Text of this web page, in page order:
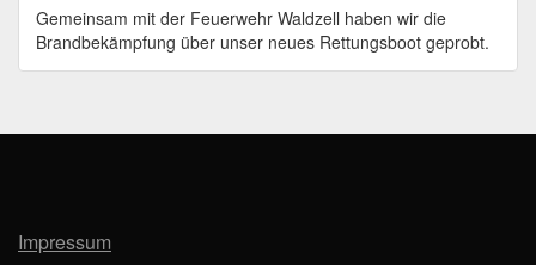
Gemeinsam mit der Feuerwehr Waldzell haben wir die
Brandbekämpfung über unser neues Rettungsboot geprobt.
Impressum